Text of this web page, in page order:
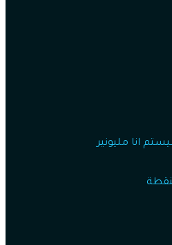
انا مليونير